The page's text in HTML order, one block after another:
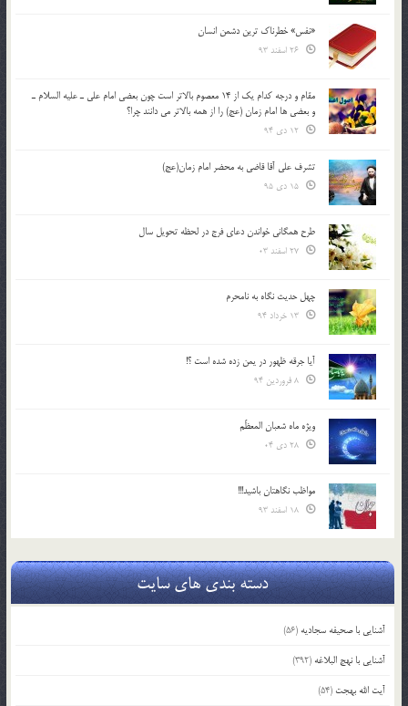
«نفس» خطرناک ترین دشمن انسان
مقام و درجه كدام يك از 14 معصوم بالاتر است چون بعضي امام علي ـ عليه السلام ـ
و بعضي ها امام زمان (عج) را از همه بالاتر مي دانند چرا؟
تشرف علي آقا قاضي به محضر امام زمان(عج)
طرح همگانی خواندن دعای فرج در لحظه تحویل سال
چهل حدیث نگاه به نامحرم
آیا جرقه ظهور در یمن زده شده است ؟!
ویژه ماه شعبان المعظّم
مواظب نگاهتان باشید!!!
دسته بندی های سایت
آشنایی با صحیفه سجادیه (56)
آشنایی با نهج البلاغه (392)
آیت الله بهجت (54)